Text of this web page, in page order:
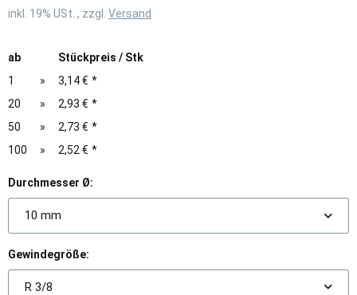
inkl. 19% USt. , zzgl. Versand
ab
Stückpreis / Stk
1
» 3,14 € *
20
» 2,93 € *
50
» 2,73 € *
100
» 2,52 € *
Durchmesser Ø:
10 mm
Gewindegröße:
R 3/8